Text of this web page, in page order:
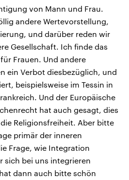
von Mann und Frau.
andere Wertevorstellung,
und darüber reden wir
Gesellschaft. Ich finde das
Frauen. Und andere
ein Verbot diesbezüglich, und
beispielsweise im Tessin in
Und der Europäische
hat auch gesagt, dies
Religionsfreiheit. Aber bitte
primär der inneren
Frage, wie Integration
sich bei uns integrieren
dann auch bitte schön